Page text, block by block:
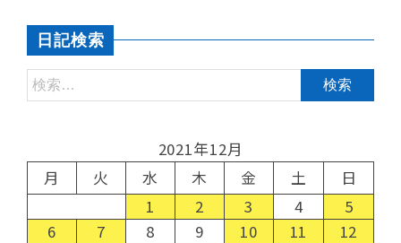
日記検索
2021年12月
月
火 水 木 金 土
日
1
2 3 4
5
6
7 8 9 10 11
12